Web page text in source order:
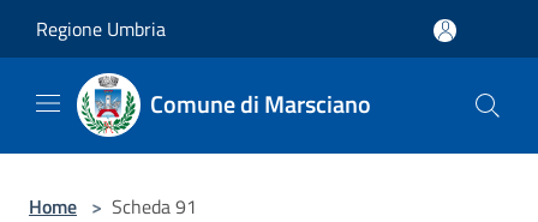
Regione Umbria
Comune di Marsciano
Home > Scheda 91